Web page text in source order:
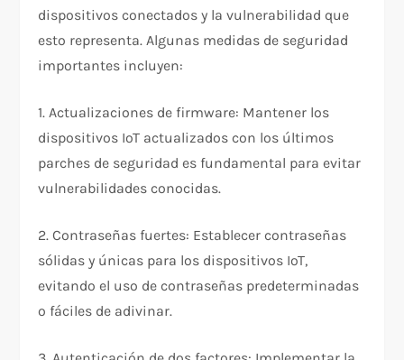
dispositivos conectados y la vulnerabilidad que
esto representa. Algunas medidas de seguridad
importantes incluyen:
1. Actualizaciones de firmware: Mantener los
dispositivos IoT actualizados con los últimos
parches de seguridad es fundamental para evitar
vulnerabilidades conocidas.
2. Contraseñas fuertes: Establecer contraseñas
sólidas y únicas para los dispositivos IoT,
evitando el uso de contraseñas predeterminadas
o fáciles de adivinar.